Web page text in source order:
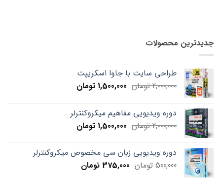
جدیدترین محصولات
طراحی سایت با جاوا اسکریپت
2,000,000 تومان Original
2,000,000 تومان.
1,500,000 تومانCurrent
1,500,000 تومان.دوره ویدیویی مفاهیم میکروکنترلر
2,000,000 تومان Original
was:
2,000,000 تومان.
1,500,000 تومانCurrent
1,500,000 تومان.
دوره ویدیویی زبان سی مخصوص میکروکنترلر
500,000 تومان Original
375,000 تومانCurrent